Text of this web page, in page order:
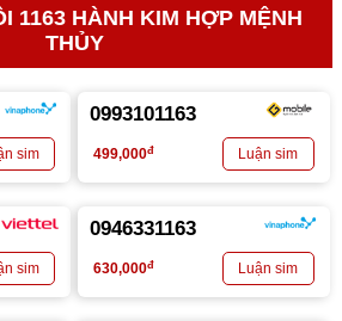
1163 HÀNH KIM HỢP MỆNH
THỦY
0993101163
499,000đ
0946331163
630,000đ